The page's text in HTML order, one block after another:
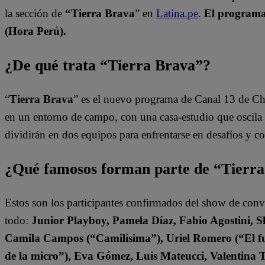
la sección de “Tierra Brava” en Latina.pe. El
(Hora Perú).
¿De qué trata “Tierra Brava”?
“Tierra Brava” es el nuevo programa de Canal 13 de
en un entorno de campo, con una casa-estudio que
dividirán en dos equipos para enfrentarse en desafíos y
¿Qué famosos forman parte de
Estos son los participantes confirmados del show de
todo: Junior Playboy, Pamela Díaz, Fabio Agostini,
Camila Campos (“Camilísima”), Uriel Romero (“El
de la micro”), Eva Gómez, Luis Mateucci, Valentina